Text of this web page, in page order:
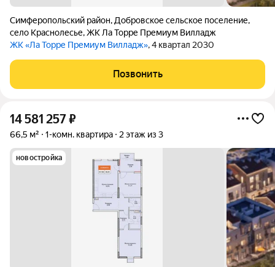
Симферопольский район, Добровское сельское поселение,
село Краснолесье,ЖК Ла Торре Премиум Вилладж
ЖК «Ла Торре Премиум Вилладж», 4 квартал 2030
Позвонить
14 581 257₽
66,5 м² 1-комн. квартира 2 этаж из 3
новостройка